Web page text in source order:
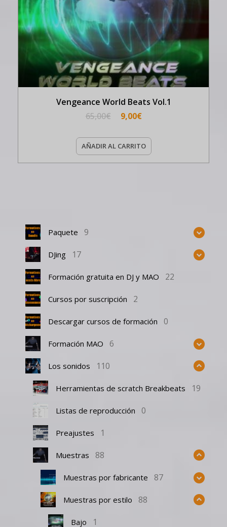
Vengeance World Beats Vol.1
65,00€ 9,00€
AÑADIR AL CARRITO
Paquete 9
DJing 17
Formación gratuita en DJ y MAO 22
Cursos por suscripción 2
Descargar cursos de formación 0
Formación MAO 6
Los sonidos 110
Herramientas de scratch Breakbeats 19
Listas de reproducción 0
Preajustes 1
Muestras 88
Muestras por fabricante 87
Muestras por estilo 88
Bajo 1